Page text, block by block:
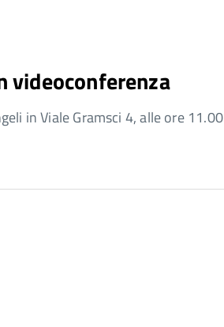
videoconferenza
in Viale Gramsci 4, alle ore 11.00